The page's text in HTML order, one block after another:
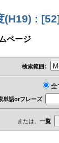
(H19) :
ページ
検索範囲:
単語orフレーズ
または、 一覧